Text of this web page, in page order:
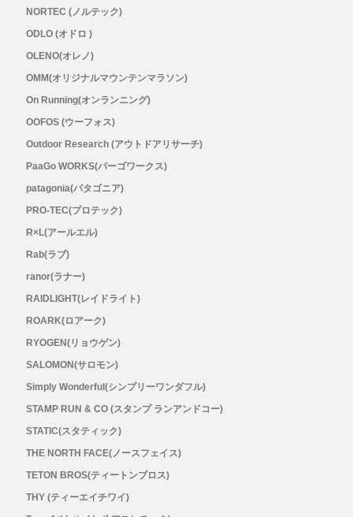
yamarokko(ヤマロッコ)
BananaGO
メンズ
レディース
NORTEC (ノルテック)
ODLO (オドロ )
OLENO(オレノ)
OMM(オリジナルマウンテンマラソン)
On Running(オンランニング)
OOFOS (ウーフォス)
Outdoor Research (アウトドアリサーチ)
PaaGo WORKS(パーゴワークス)
patagonia(パタゴニア)
PRO-TEC(プロテック)
R×L(アールエル)
Rab(ラブ)
ranor(ラナー)
RAIDLIGHT(レイドライト)
ROARK(ロアーク)
RYOGEN(リョウゲン)
SALOMON(サロモン)
Simply Wonderful(シンプリーワンダフル)
STAMP RUN & CO (スタンプ ランアンドコー)
STATIC(スタティック)
THE NORTH FACE(ノースフェイス)
TETON BROS(ティートンブロス)
THY (ティーエイチワイ)